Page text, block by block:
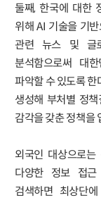
둘째, 한국에 대한
위해 AI 기술을 기
관련 뉴스 및 글
분석함으로써 대
파악할 수 있도록
생성해 부처별 정
감각을 갖춘 정책을
외국인 대상으로
다양한 정보 접
검색하면 최상단